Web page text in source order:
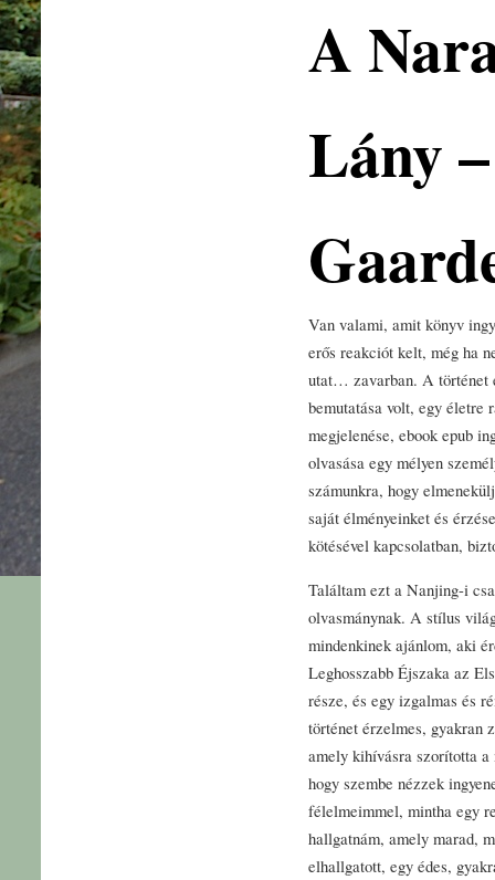
A
Lány
Van valami, amit könyv
erős reakciót kelt, még ha
utat… zavarban. A történet
bemutatása volt, egy életre
megjelenése, ebook epub
olvasása egy mélyen
számunkra, hogy
saját élményeinket és
kötésével kapcsolatban,
Találtam ezt a Nanjing-i
olvasmánynak. A stílus
mindenkinek ajánlom, aki
Leghosszabb Éjszaka az
része, és egy izgalmas és
történet érzelmes, gyakran
amely kihívásra szorította a
hogy szembe nézzek
félelmeimmel, mintha egy
hallgatnám, amely marad,
elhallgatott, egy édes,